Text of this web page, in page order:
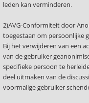
leden kan verminderen.
2)AVG-Conformiteit door
toegestaan om persoonlijke
Bij het verwijderen van een
van de gebruiker
specifieke persoon te
deel uitmaken van de
voormalige gebruiker